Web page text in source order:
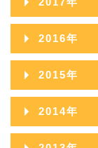
2025年03月
2025年02月
2025年01月
2024年03月
2024年02月
2024年01月
2023年05月
2023年03月
2023年02月
2023年01月
2022年06月
2022年05月
2022年03月
2022年02月
2021年08月
2021年07月
2021年06月
2021年05月
2020年09月
2020年08月
2020年07月
2020年06月
2020年05月
2019年10月
2019年09月
2019年08月
2019年07月
2019年06月
2018年11月
2018年10月
2018年09月
2018年08月
2018年07月
2017年12月
2017年11月
2017年10月
2017年09月
2016年
2016年12月
2016年11月
2016年10月
2015年
2015年12月
2015年11月
2014年
2014年12月